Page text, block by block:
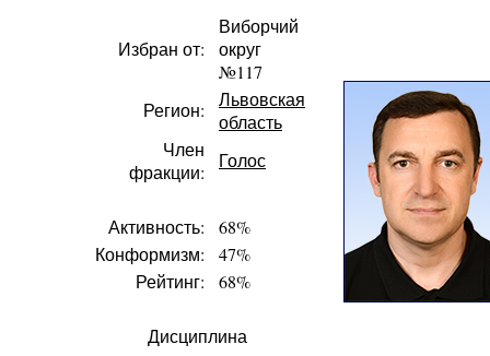
Избран от:
Виборчий
округ
№117
Регион:
Львовская
область
Член
фракции:
Голос
Активность:
68%
Конформизм:
47%
Рейтинг:
68%
Дисциплина